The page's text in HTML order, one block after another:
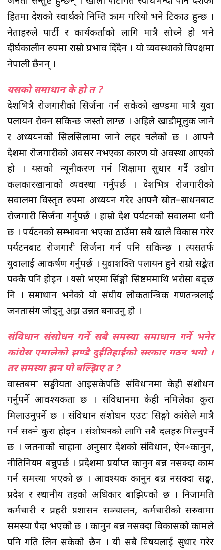
हितमा देशको स्वार्थको निम्ति काम गरियो भने टिकाउ हुन्छ ।
नेताहरुले पार्टी र कार्यकर्ताको लागि मात्रै सोच्ने हो भने
दीर्घकालीन रुपमा राम्रो प्रभाव दिँदैन । यो व्यवस्थाको विपक्षमा
नेपाली छैनन् ।
यसको समाधान के हो त ?
देशभित्रै रोजगारीको सिर्जना गर्न सकेको खण्डमा मात्रै युवा
पलायन रोक्न सकिन्छ जस्तो लाग्छ । अहिले खाडीमूलुक जाने
र अध्ययनको सिलसिलामा जाने लहर चलेको छ । आफ्नै
देशमा रोजगारीको अवसर नभएका कारण यो अवस्था आएको
हो । यसको न्यूनीकरण गर्न शिक्षामा सुधार गर्दै उद्योग
कलकारखानाको व्यवस्था गर्नुपर्छ । देशभित्र रोजगारीको
सवालमा विस्तृत रुपमा अध्ययन गरेर आफ्नै स्रोत–साधनबाट
रोजगारी सिर्जना गर्नुपर्छ । हाम्रो देश पर्यटनको सवालमा धनी
छ । पर्यटनको सम्भावना भएका ठाउँमा सबै खाले विकास गरेर
पर्यटनबाट रोजगारी सिर्जना गर्न पनि सकिन्छ । त्यसतर्फ
युवालाई आकर्षण गर्नुपर्छ । युवाशक्ति पलायन हुने राम्रो सङ्केत
पक्कै पनि होइन । यसो भएमा सिंङ्गो सिष्टममाथि भरोसा बढ्छ
नि । समाधान भनेको यो संघीय लोकतान्त्रिक गणतन्त्रलाई
जनतासंग जोड्नु अझ उन्नत बनाउनु हो ।
संविधान संसोधन गर्ने सबै समस्या समाधान गर्ने भनेर
कांग्रेस एमालेको झण्डै दुईतिहाईको सरकार गठन भयो ।
तर समस्या झन पो बल्झिए त ?
वास्तबमा सङ्घीयता आइसकेपछि संविधानमा केही संशोधन
गर्नुपर्ने आवश्यकता छ । संविधानमा केही नमिलेका कुरा
मिलाउनुपर्ने छ । संविधान संशोधन एउटा सिङ्गो कांग्रेसले मात्रै
गर्न सक्ने कुरा होइन । संशोधनको लागि सबै दलहरु मिल्नुपर्ने
छ । जतनाको चाहाना अनुसार देशको संविधान, ऐन÷कानुन,
नीतिनियम बन्नुपर्छ । प्रदेशमा प्रर्याप्त कानुन बन्न नसक्दा काम
गर्न समस्या भएको छ । आवश्यक कानुन बन्न नसक्दा सङ्घ,
प्रदेश र स्थानीय तहको अधिकार बाझिएको छ । निजामति
कर्मचारी र प्रहरी प्रशासन सञ्चालन, कर्मचारीको सरुवामा
समस्या पैदा भएको छ । कानुन बन्न नसक्दा विकासको कामले
पनि गति लिन सकेको छैन । यी सबै विषयलाई सुधार गरेर